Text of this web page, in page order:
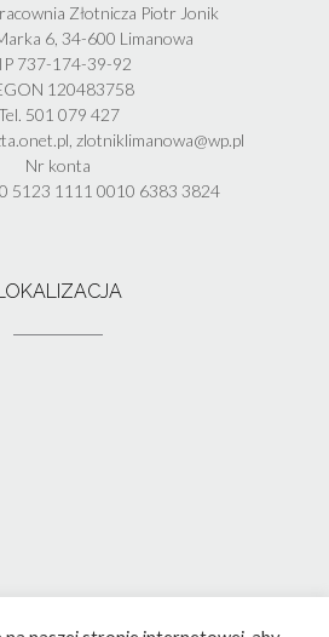
Złotnicza Piotr Jonik
6, 34-600 Limanowa
737-174-39-92
120483758
501 079 427
zlotniklimanowa@wp.pl
Nr konta
5123 1111 0010 6383 3824